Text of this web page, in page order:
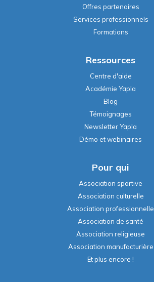
Offres partenaires
Services professionnels
Formations
Ressources
Centre d'aide
Académie Yapla
Blog
Témoignages
Newsletter Yapla
Démo et webinaires
Pour qui
Association sportive
Association culturelle
Association professionnelle
Association de santé
Association religieuse
Association manufacturière
Et plus encore !